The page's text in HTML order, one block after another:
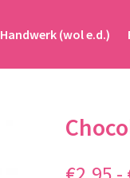
Handwerk (wol e.d.)